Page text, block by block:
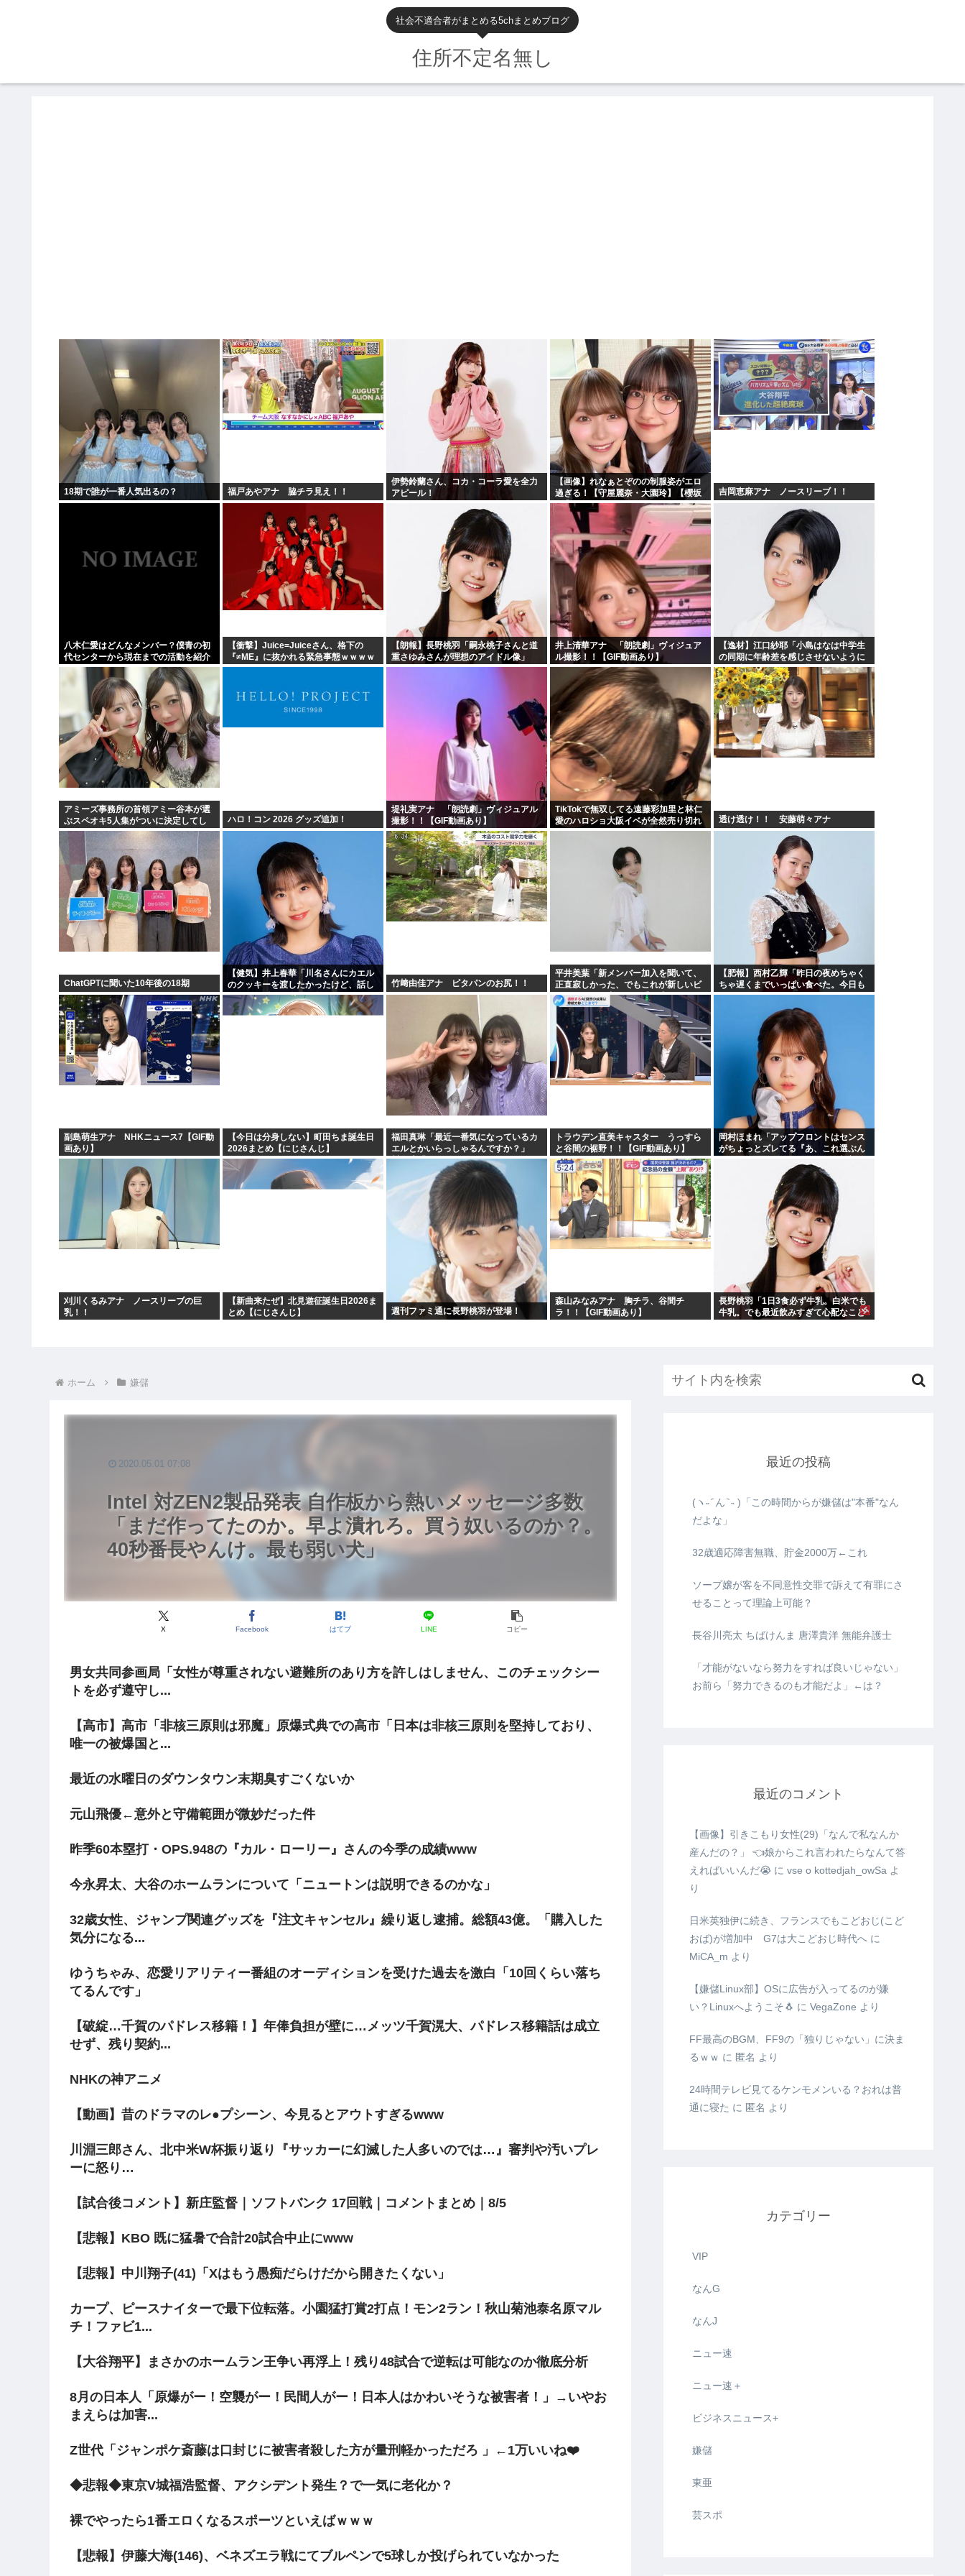
社会不適合者がまとめる5chまとめブログ
住所不定名無し
18期で誰が一番人気出るの？ 福戸あやアナ 脇チラ見え！！
伊勢鈴蘭さん、コカ・コーラ愛を全力
アピール！
【画像】れなぁとぞのの制服姿がエロ
過ぎる！【守屋麗奈・大園玲】【櫻坂
46】
吉岡恵麻アナ ノースリーブ！！
八木仁愛はどんなメンバー？僕青の初
代センターから現在までの活動を紹介
【衝撃】Juice=Juiceさん、格下の
『≠ME』に抜かれる緊急事態ｗｗｗｗ
ｗｗｗｗｗｗｗｗ
【朗報】長野桃羽「嗣永桃子さんと道
重さゆみさんが理想のアイドル像」
井上清華アナ 「朗読劇」ヴィジュア
ル撮影！！【GIF動画あり】
【逸材】江口紗耶「小島はなは中学生
の同期に年齢差を感じさせないように
気を遣っているが、同期2人は気づ
アミーズ事務所の首領アミー谷本が選
ぶスペオキ5人集がついに決定してし
まう
ハロ！コン 2026 グッズ追加！
堤礼実アナ 「朗読劇」ヴィジュアル
撮影！！【GIF動画あり】
TikTokで無双してる遠藤彩加里と林仁
愛のハロショ大阪イベが全然売り切れ
ないのは何故？ボトム2の有
透け透け！！ 安藤萌々アナ
ChatGPTに聞いた10年後の18期
【健気】井上春華「川名さんにカエル
のクッキーを渡したかったけど、話し
かけられず結局自分で食べた」
竹﨑由佳アナ ピタパンのお尻！！
平井美葉「新メンバー加入を聞いて、
正直寂しかった、でもこれが新しいビ
ヨなんだと、寂しさを受け止めるこ
【肥報】西村乙輝「昨日の夜めちゃく
ちゃ遅くまでいっぱい食べた。今日も
いっぱい食べてやる」
副島萌生アナ NHKニュース7【GIF動
画あり】
【今日は分身しない】町田ちま誕生日
2026まとめ【にじさんじ】
福田真琳「最近一番気になっているカ
エルとかいらっしゃるんですか？」
川名凜「それがいるんですよ」
トラウデン直美キャスター うっすら
と谷間の裾野！！【GIF動画あり】
岡村ほまれ「アップフロントはセンス
がちょっとズレてる『あ、これ選ぶん
刈川くるみアナ ノースリーブの巨
乳！！
【新曲来たぜ】北見遊征誕生日2026ま
とめ【にじさんじ】
週刊ファミ通に長野桃羽が登場！
森山みなみアナ 胸チラ、谷間チ
ラ！！【GIF動画あり】
長野桃羽「1日3食必ず牛乳。白米でも
牛乳。でも最近飲みすぎて心配なこと
ホーム 嫌儲
Intel 対ZEN2製品発表 自作板から熱いメッセージ多数
「まだ作ってたのか。早よ潰れろ。買う奴いるのか？。
40秒番長やんけ。最も弱い犬」
X Facebook はてブ LINE コピー
2020.05.01 07:08
男女共同参画局「女性が尊重されない避難所のあり方を許しはしません、このチェックシー
トを必ず遵守し...
【高市】高市「非核三原則は邪魔」原爆式典での高市「日本は非核三原則を堅持しており、
唯一の被爆国と...
最近の水曜日のダウンタウン末期臭すごくないか
元山飛優←意外と守備範囲が微妙だった件
昨季60本塁打・OPS.948の『カル・ローリー』さんの今季の成績www
今永昇太、大谷のホームランについて「ニュートンは説明できるのかな」
32歳女性、ジャンプ関連グッズを『注文キャンセル』繰り返し逮捕。総額43億。「購入した
気分になる...
ゆうちゃみ、恋愛リアリティー番組のオーディションを受けた過去を激白「10回くらい落ち
てるんです」
【破綻…千賀のパドレス移籍！】年俸負担が壁に…メッツ千賀滉大、パドレス移籍話は成立
せず、残り契約...
NHKの神アニメ
【動画】昔のドラマのレ●プシーン、今見るとアウトすぎるwww
川淵三郎さん、北中米W杯振り返り『サッカーに幻滅した人多いのでは…』審判や汚いプレ
ーに怒り…
【試合後コメント】新庄監督｜ソフトバンク 17回戦｜コメントまとめ｜8/5
【悲報】KBO 既に猛暑で合計20試合中止にwww
【悲報】中川翔子(41)「Xはもう愚痴だらけだから開きたくない」
カープ、ピースナイターで最下位転落。小園猛打賞2打点！モン2ラン！秋山菊池泰名原マル
チ！ファビ1...
【大谷翔平】まさかのホームラン王争い再浮上！残り48試合で逆転は可能なのか徹底分析
8月の日本人「原爆がー！空襲がー！民間人がー！日本人はかわいそうな被害者！」→いやお
まえらは加害...
Z世代「ジャンポケ斎藤は口封じに被害者殺した方が量刑軽かっただろ 」←1万いいね❤️
◆悲報◆東京V城福浩監督、アクシデント発生？で一気に老化か？
裸でやったら1番エロくなるスポーツといえばｗｗｗ
【悲報】伊藤大海(146)、ベネズエラ戦にてブルペンで5球しか投げられていなかった
最近の投稿
(ヽ˶ ᷇ ん ᷆ ˵ )「この時間からが嫌儲は"本番"なん
だよな」
32歳適応障害無職、貯金2000万←これ
ソープ嬢が客を不同意性交罪で訴えて有罪にさ
せることって理論上可能？
長谷川亮太 ちばけんま 唐澤貴洋 無能弁護士
「才能がないなら努力をすれば良いじゃない」
お前ら「努力できるのも才能だよ」←は？
最近のコメント
【画像】引きこもり女性(29)「なんで私なんか
産んだの？」 👈娘からこれ言われたらなんて答
えればいいんだ😭 に vse o kottedjah_owSa よ
り
日米英独伊に続き、フランスでもこどおじ(こど
おば)が増加中 G7は大こどおじ時代へ に
MiCA_m より
【嫌儲Linux部】OSに広告が入ってるのが嫌
い？Linuxへようこそ🐧 に VegaZone より
FF最高のBGM、FF9の「独りじゃない」に決ま
るｗｗ に 匿名 より
24時間テレビ見てるケンモメンいる？おれは普
通に寝た に 匿名 より
カテゴリー
VIP
なんG
なんJ
ニュー速
ニュー速＋
ビジネスニュース+
嫌儲
東亜
芸スポ